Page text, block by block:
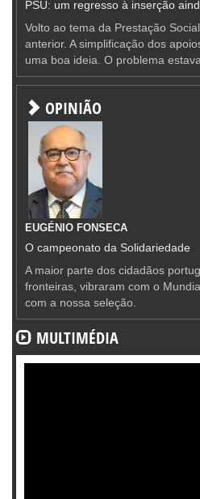
PSU: um regresso à inserção
Volto ao tema da Prestação
anterior. A simplificação dos
uma boa ideia. O problema
OPINIÃO
EUGÉNIO FONSECA
O campeonato da Solidariedade
A maior parte dos cidadãos
fronteiras, vibraram com o
com a nossa seleção.
MULTIMÉDIA